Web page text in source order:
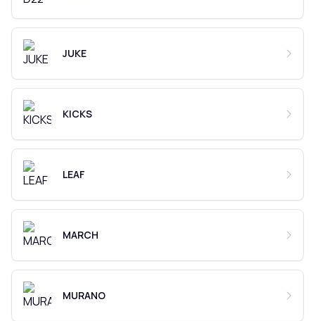
JUKE
KICKS
LEAF
MARCH
MURANO